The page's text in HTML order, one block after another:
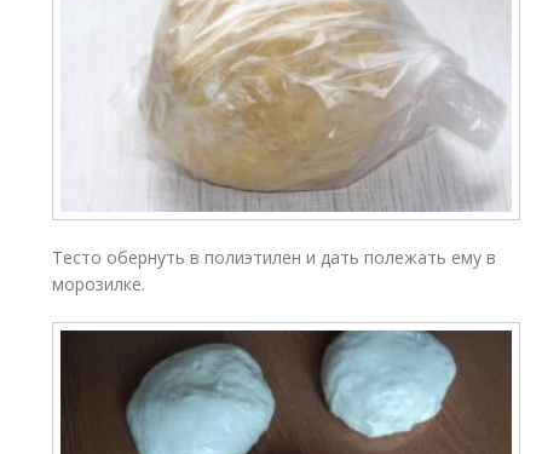
Тесто обернуть в полиэтилен и дать полежать ему в
морозилке.